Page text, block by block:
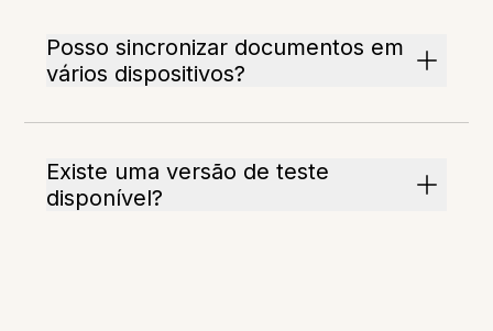
Posso sincronizar documentos em
vários dispositivos?
Existe uma versão de teste
disponível?